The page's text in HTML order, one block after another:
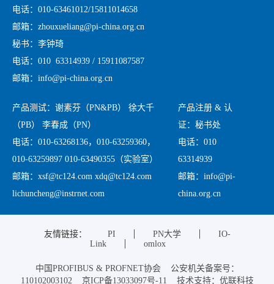
电话：010-63461012/15811014658
邮箱：zhouxueliang@pi-china.org.cn
秘书：李钟琦
电话：010 63314939 / 15911087587
邮箱：info@pi-china.org.cn
产品测试：谢素芬（PN&PB） 徐大千
（PB） 李春成（PN）
电话：010-63268136，010-63259360，
010-63259897 010-63490355（实验室）
邮箱：xsf@tc124.com xdq@tc124.com
lichuncheng@instrnet.com
产品注册 & 认
证：秘书处
电话：010
63314939
邮箱：info@pi-
china.org.cn
友情链接： PI PN大学
IO-
Link
omlox
中国PROFIBUS & PROFNET协会 公安机关备案号：
110102003102 京ICP备13033097号-11 技术支持：优联科技